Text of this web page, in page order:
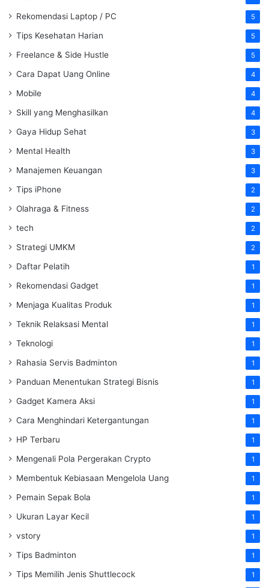
Rekomendasi Laptop / PC 5
Tips Kesehatan Harian 5
Freelance & Side Hustle 5
Cara Dapat Uang Online 4
Mobile 4
Skill yang Menghasilkan 4
Gaya Hidup Sehat 3
Mental Health 3
Manajemen Keuangan 3
Tips iPhone 2
Olahraga & Fitness 2
tech 2
Strategi UMKM 2
Daftar Pelatih 1
Rekomendasi Gadget 1
Menjaga Kualitas Produk 1
Teknik Relaksasi Mental 1
Teknologi 1
Rahasia Servis Badminton 1
Panduan Menentukan Strategi Bisnis 1
Gadget Kamera Aksi 1
Cara Menghindari Ketergantungan 1
HP Terbaru 1
Mengenali Pola Pergerakan Crypto 1
Membentuk Kebiasaan Mengelola Uang 1
Pemain Sepak Bola 1
Ukuran Layar Kecil 1
vstory 1
Tips Badminton 1
Tips Memilih Jenis Shuttlecock 1